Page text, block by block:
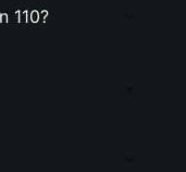
110?